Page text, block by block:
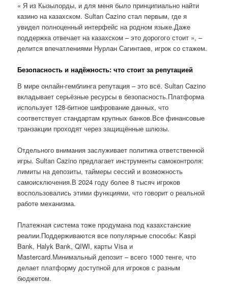
« Я из Кызылорды, и для меня было принципиально найти
казино на казахском. Sultan Cazino стал первым, где я
увидел полноценный интерфейс на родном языке.Даже
поддержка отвечает на казахском – это дорогого стоит », –
делится впечатлениями Нурлан Сагинтаев, игрок со стажем.
Безопасность и надёжность: что стоит за репутацией
В мире онлайн-гемблинга репутация – это всё. Sultan Cazino
вкладывает серьёзные ресурсы в безопасность.Платформа
использует 128-битное шифрование данных, что
соответствует стандартам крупных банков.Все финансовые
транзакции проходят через защищённые шлюзы.
Отдельного внимания заслуживает политика ответственной
игры. Sultan Cazino предлагает инструменты самоконтроля:
лимиты на депозиты, таймеры сессий и возможность
самоисключения.В 2024 году более 8 тысяч игроков
воспользовались этими функциями, что говорит о реальной
работе механизма.
Платежная система тоже продумана под казахстанские
реалии.Поддерживаются все популярные способы: Kaspi
Bank, Halyk Bank, QIWI, карты Visa и
Mastercard.Минимальный депозит – всего 1000 тенге, что
делает платформу доступной для игроков с разным
бюджетом.